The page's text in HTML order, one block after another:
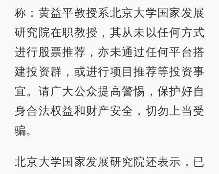
称：黄益平教授系北京大学国家发展
研究院在职教授，其从未以任何方式
进行股票推荐，亦未通过任何平台搭
建投资群，或进行项目推荐等投资事
宜。请广大公众提高警惕，保护好自
身合法权益和财产安全，切勿上当受
骗。
北京大学国家发展研究院还表示，已